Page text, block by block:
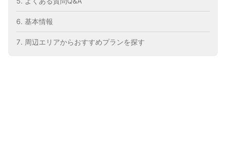
基本情報
周辺エリアからおすすめプランを探す